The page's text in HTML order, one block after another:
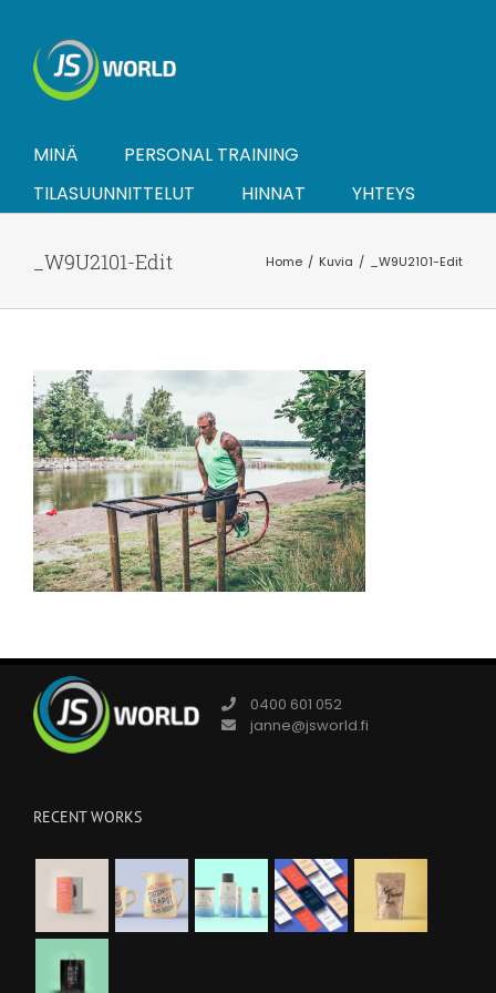
content
MINÄ
PERSONAL TRAINING
TILASUUNNITTELUT
HINNAT YHTEYS
_W9U2101-Edit Home Kuvia _W9U2101-Edit
0400 601 052
janne@jsworld.fi
RECENT WORKS